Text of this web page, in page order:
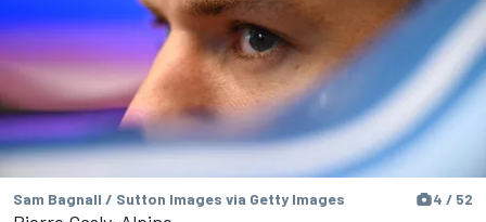
Sam Bagnall / Sutton Images via Getty Images 4 / 52